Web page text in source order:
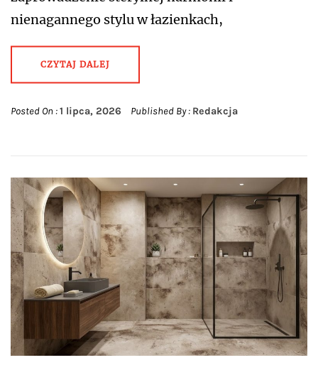
nienagannego stylu w łazienkach,
CZYTAJ DALEJ
Posted On :1 lipca, 2026 Published By : Redakcja